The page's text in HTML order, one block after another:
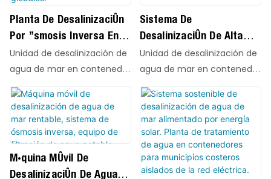
avanzada para una
producción confiable de
agua dulce.
rápida instalación.
Diseñados para municipios
costeros, islas remotas,
plantas industriales y
suministro de agua de
emergencia, estos sistemas
convierten eficientemente
agua de mar o agua de alta
salinidad en agua dulce de
alta pureza que cumple con
los estándares
costeros, islas remotas,
plantas industriales y
suministro de agua de
emergencia, estos sistemas
convierten eficientemente
agua de mar o agua de alta
salinidad en agua dulce de
alta pureza que cumple con
los estándares
internacionales de agua
potable. Tecnología SWRO
Planta De Desalinización
Por Ósmosis Inversa En
Contenedores
Personalizados, Sistema
De Tratamiento De Agua
OEM Para Contratistas Y
Empresas De Ingeniería
Globales.
Unidad de desalinización de
agua de mar en contenedor
QILEE, con tecnología SWRO
avanzada y elementos de
membrana AVANGARD AG-
SWRO-8040HR de alto
rendimiento, integrada en
unidades compactas de
Sistema De
Desalinización De Alta
Resistencia Para Agua De
Mar De Alta Salinidad.
Solución De Tratamiento
De Agua En Contenedor
Con Estructura
Anticorrosión.
Unidad de desalinización de
agua de mar en contenedor
QILEE, con tecnología SWRO
avanzada y elementos de
membrana AVANGARD AG-
SWRO-8040HR de alto
rendimiento, integrada en
unidades compactas de
Máquina Móvil De
Desalinización De Agua